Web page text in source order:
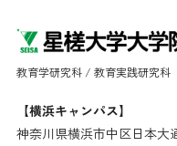
教育学研究科 / 教育実践研究科
【横浜キャンパス】
神奈川県横浜市中区日本大